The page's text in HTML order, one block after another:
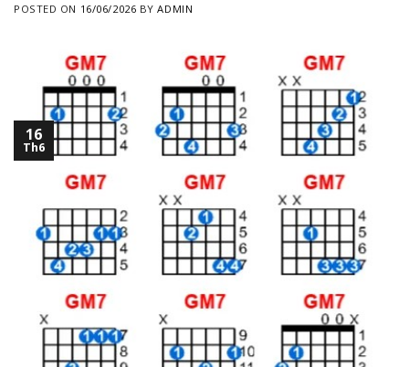
POSTED ON 16/06/2026 BYADMIN
16
Th6